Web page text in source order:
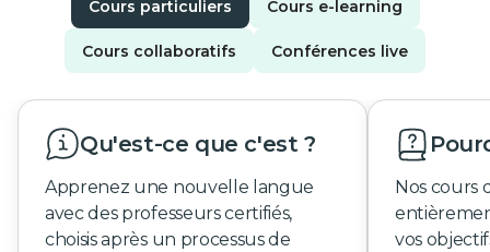
Cours particuliers Cours e-learning
Cours collaboratifs Conférences live
Qu'est-ce que c'est ?
Apprenez une nouvelle langue
avec des professeurs certifiés,
choisis après un processus de
Nos cours
vos